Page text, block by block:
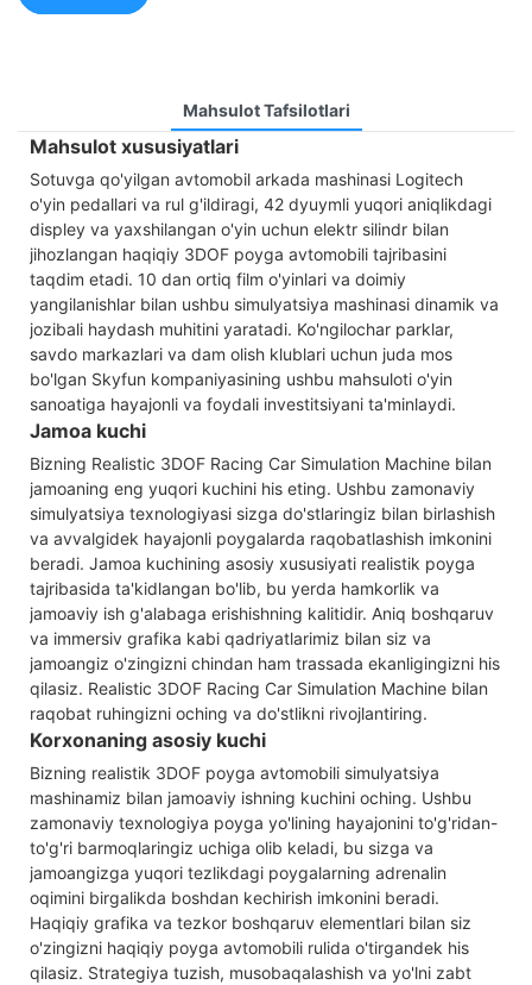
Mahsulot Tafsilotlari
Mahsulot xususiyatlari
Sotuvga qo'yilgan avtomobil arkada mashinasi Logitech
o'yin pedallari va rul g'ildiragi, 42 dyuymli yuqori aniqlikdagi
displey va yaxshilangan o'yin uchun elektr silindr bilan
jihozlangan haqiqiy 3DOF poyga avtomobili tajribasini
taqdim etadi. 10 dan ortiq film o'yinlari va doimiy
yangilanishlar bilan ushbu simulyatsiya mashinasi dinamik va
jozibali haydash muhitini yaratadi. Ko'ngilochar parklar,
savdo markazlari va dam olish klublari uchun juda mos
bo'lgan Skyfun kompaniyasining ushbu mahsuloti o'yin
sanoatiga hayajonli va foydali investitsiyani ta'minlaydi.
Jamoa kuchi
Bizning Realistic 3DOF Racing Car Simulation Machine bilan
jamoaning eng yuqori kuchini his eting. Ushbu zamonaviy
simulyatsiya texnologiyasi sizga do'stlaringiz bilan birlashish
va avvalgidek hayajonli poygalarda raqobatlashish imkonini
beradi. Jamoa kuchining asosiy xususiyati realistik poyga
tajribasida ta'kidlangan bo'lib, bu yerda hamkorlik va
jamoaviy ish g'alabaga erishishning kalitidir. Aniq boshqaruv
va immersiv grafika kabi qadriyatlarimiz bilan siz va
jamoangiz o'zingizni chindan ham trassada ekanligingizni his
qilasiz. Realistic 3DOF Racing Car Simulation Machine bilan
raqobat ruhingizni oching va do'stlikni rivojlantiring.
Korxonaning asosiy kuchi
Bizning realistik 3DOF poyga avtomobili simulyatsiya
mashinamiz bilan jamoaviy ishning kuchini oching. Ushbu
zamonaviy texnologiya poyga yo'lining hayajonini to'g'ridan-
to'g'ri barmoqlaringiz uchiga olib keladi, bu sizga va
jamoangizga yuqori tezlikdagi poygalarning adrenalin
oqimini birgalikda boshdan kechirish imkonini beradi.
Haqiqiy grafika va tezkor boshqaruv elementlari bilan siz
o'zingizni haqiqiy poyga avtomobili rulida o'tirgandek his
qilasiz. Strategiya tuzish, musobaqalashish va yo'lni zabt